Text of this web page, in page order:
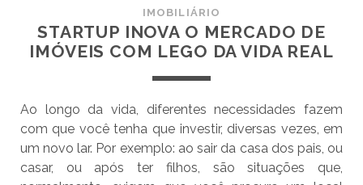
IMOBILIÁRIO
STARTUP INOVA O MERCADO DE
IMÓVEIS COM LEGO DA VIDA REAL
Ao longo da vida, diferentes necessidades fazem
com que você tenha que investir, diversas vezes, em
um novo lar. Por exemplo: ao sair da casa dos pais, ou
casar, ou após ter filhos, são situações que,